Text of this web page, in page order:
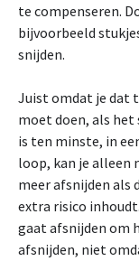
te compenseren.
bijvoorbeeld
snijden.
Juist omdat je dat
moet doen, als het
is ten minste, in
loop, kan je alleen
meer afsnijden als
extra risico
gaat afsnijden om
afsnijden, niet